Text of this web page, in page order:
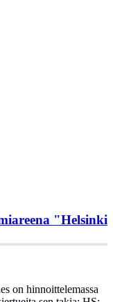
"Helsinki
on hinnoittelemassa